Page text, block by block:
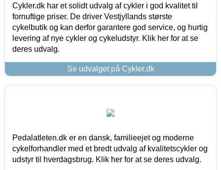
Cykler.dk har et solidt udvalg af cykler i god kvalitet til
fornuftige priser. De driver Vestjyllands største
cykelbutik og kan derfor garantere god service, og hurtig
levering af nye cykler og cykeludstyr. Klik her for at se
deres udvalg.
Se udvalget på Cykler.dk
Pedalatleten.dk er en dansk, familieejet og moderne
cykelforhandler med et bredt udvalg af kvalitetscykler og
udstyr til hverdagsbrug. Klik her for at se deres udvalg.